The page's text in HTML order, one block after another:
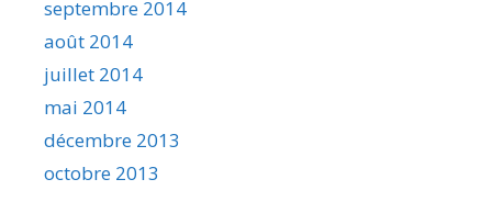
septembre 2014
août 2014
juillet 2014
mai 2014
décembre 2013
octobre 2013